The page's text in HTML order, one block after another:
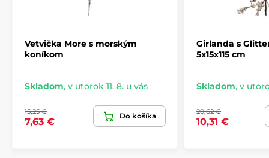
Vetvička More s morským
koníkom
Skladom, v utorok 11. 8. u vás
15,25 €
7,63 €
Do košíka
Girlanda s
5x15x115 cm
Skladom, v
20,62 €
10,31 €